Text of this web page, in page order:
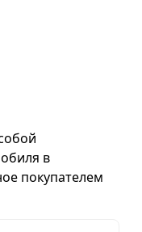
в
покупателем